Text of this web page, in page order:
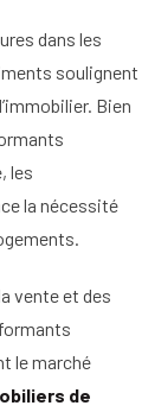
dans les
soulignent
Bien
les
la nécessité
vente et des
le marché
de